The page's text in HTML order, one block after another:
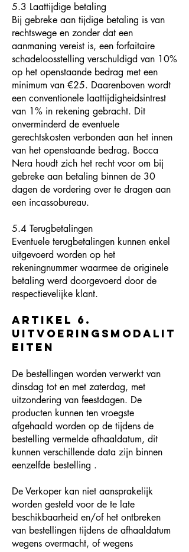
5.3 Laattijdige betaling
Bij gebreke aan tijdige betaling is van
rechtswege en zonder dat een
aanmaning vereist is, een forfaitaire
schadeloosstelling verschuldigd van 10%
op het openstaande bedrag met een
minimum van €25. Daarenboven wordt
een conventionele laattijdigheidsintrest
van 1% in rekening gebracht. Dit
onverminderd de eventuele
gerechtskosten verbonden aan het innen
van het openstaande bedrag. Bocca
Nera houdt zich het recht voor om bij
gebreke aan betaling binnen de 30
dagen de vordering over te dragen aan
een incassobureau.
5.4 Terugbetalingen
Eventuele terugbetalingen kunnen enkel
uitgevoerd worden op het
rekeningnummer waarmee de originele
betaling werd doorgevoerd door de
respectievelijke klant.
Artikel 6.
Uitvoeringsmodalit
eiten
De bestellingen worden verwerkt van
dinsdag tot en met zaterdag, met
uitzondering van feestdagen. De
producten kunnen ten vroegste
afgehaald worden op de tijdens de
bestelling vermelde afhaaldatum, dit
kunnen verschillende data zijn binnen
eenzelfde bestelling .
De Verkoper kan niet aansprakelijk
worden gesteld voor de te late
beschikbaarheid en/of het ontbreken
van bestellingen tijdens de afhaaldatum
wegens overmacht, of wegens